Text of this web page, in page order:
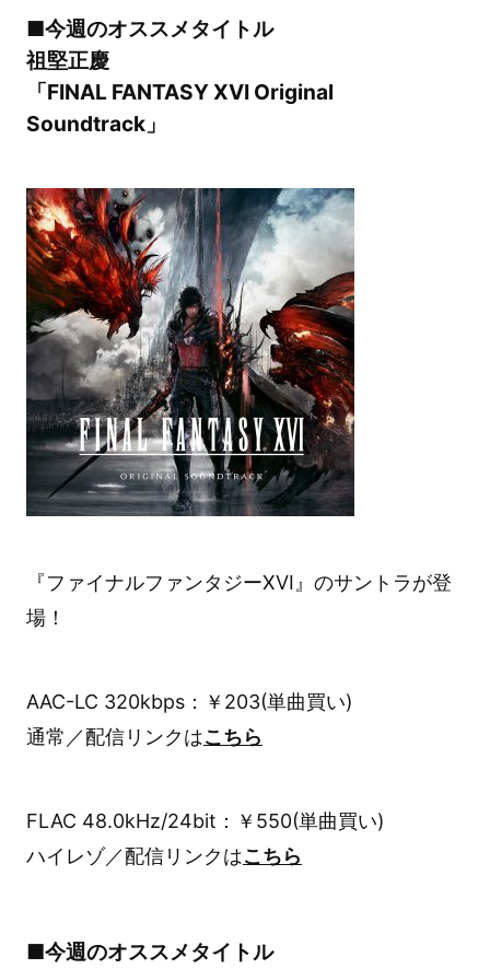
■今週のオススメタイトル
祖堅正慶
「FINAL FANTASY XVI Original
Soundtrack」
『ファイナルファンタジーXVI』のサントラが登
場！
AAC-LC 320kbps：￥203(単曲買い)
通常／配信リンクはこちら
FLAC 48.0kHz/24bit：￥550(単曲買い)
ハイレゾ／配信リンクはこちら
■今週のオススメタイトル